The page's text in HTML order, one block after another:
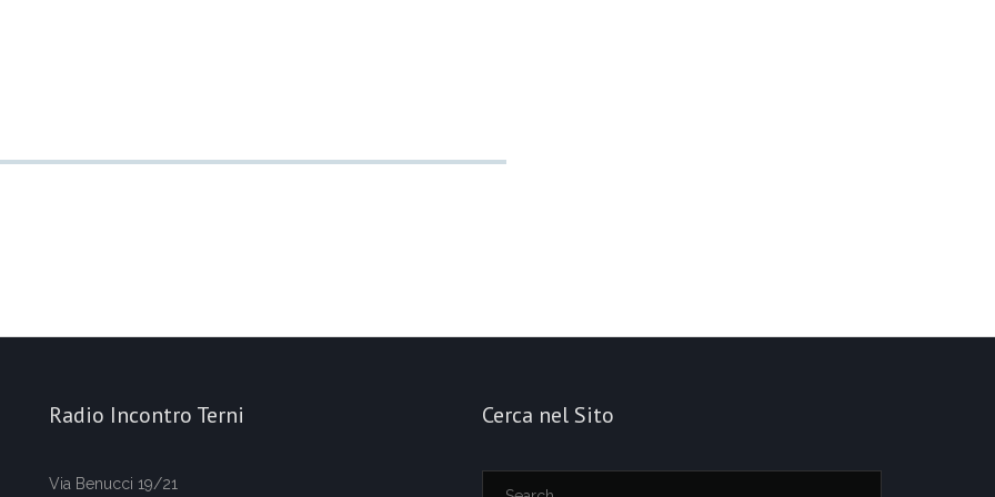
Radio Incontro Terni
Via Benucci 19/21
Cerca nel Sito